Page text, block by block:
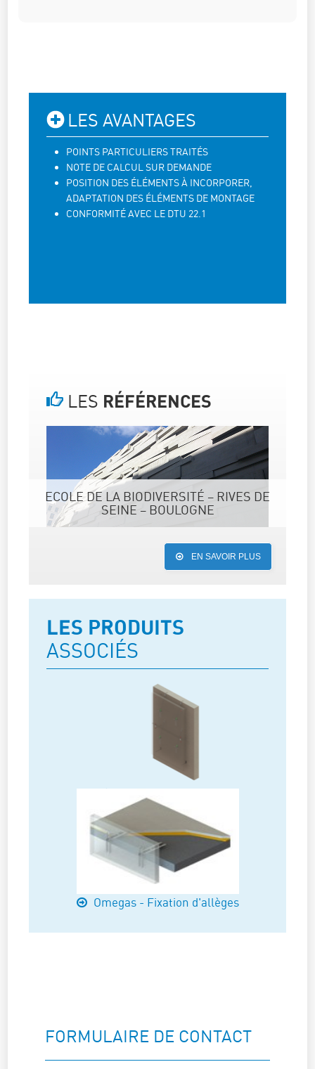
LES AVANTAGES
POINTS PARTICULIERS TRAITÉS
NOTE DE CALCUL SUR DEMANDE
POSITION DES ÉLÉMENTS À INCORPORER,
ADAPTATION DES ÉLÉMENTS DE MONTAGE
CONFORMITÉ AVEC LE DTU 22.1
LES RÉFÉRENCES
ECOLE DE LA BIODIVERSITÉ – RIVES DE
SEINE – BOULOGNE
EN SAVOIR PLUS
LES PRODUITS
ASSOCIÉS
Suspentes FIXI 3D
Omegas - Fixation d'allèges
FORMULAIRE DE CONTACT